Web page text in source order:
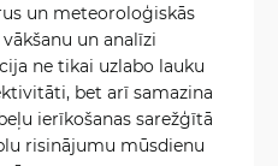
un meteoroloģiskās
un analīzi
ne tikai uzlabo lauku
bet arī samazina
ierīkošanas sarežģītā
risinājumu mūsdienu